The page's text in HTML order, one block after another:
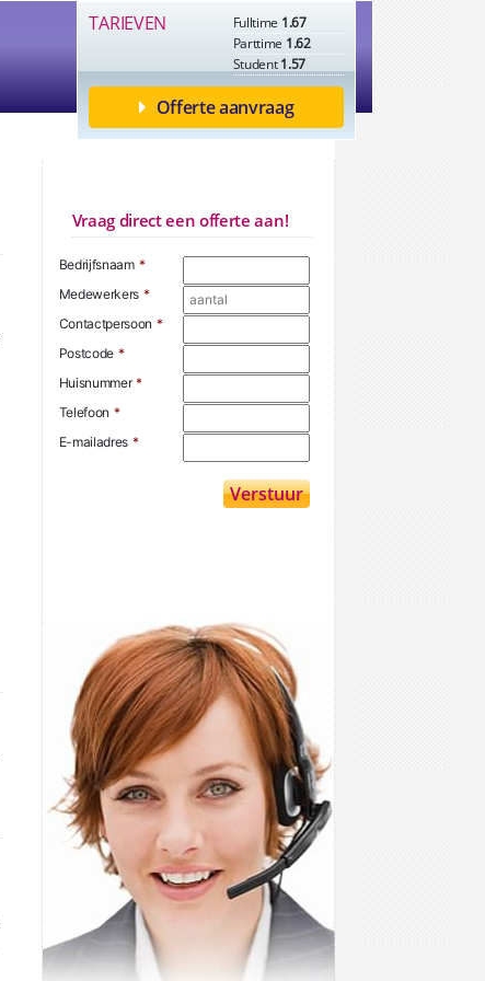
TARIEVEN Fulltime 1.67
Parttime 1.62
Student1.57
Offerte aanvraag
Vraag direct een offerte aan!
Bedrijfsnaam *
Medewerkers *
Contactpersoon *
Postcode *
Huisnummer *
Telefoon *
E-mailadres *